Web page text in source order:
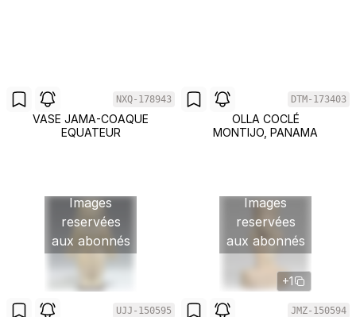
NXQ-178943
VASE JAMA-COAQUE
EQUATEUR
DTM-173403
OLLA COCLÉ
MONTIJO, PANAMA
Images
reservées
aux abonnés
UJJ-150595
Images
reservées
aux abonnés
+1
JMZ-150594